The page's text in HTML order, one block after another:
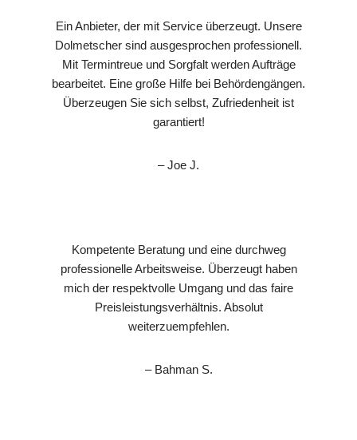
Ein Anbieter, der mit Service überzeugt. Unsere
Dolmetscher sind ausgesprochen professionell.
Mit Termintreue und Sorgfalt werden Aufträge
bearbeitet. Eine große Hilfe bei Behördengängen.
Überzeugen Sie sich selbst, Zufriedenheit ist
garantiert!
– Joe J.
Kompetente Beratung und eine durchweg
professionelle Arbeitsweise. Überzeugt haben
mich der respektvolle Umgang und das faire
Preisleistungsverhältnis. Absolut
weiterzuempfehlen.
– Bahman S.